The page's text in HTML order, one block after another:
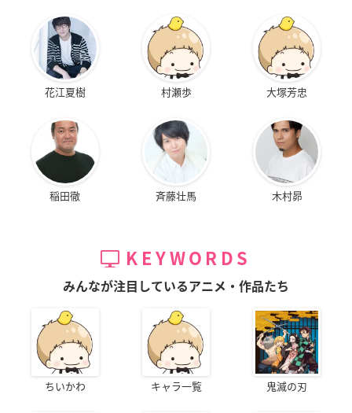
花江夏樹 村瀬歩 大塚芳忠
稲田徹 斉藤壮馬 木村昴
KEYWORDS
みんなが注目しているアニメ・作品たち
ちいかわ キャラ一覧 鬼滅の刃